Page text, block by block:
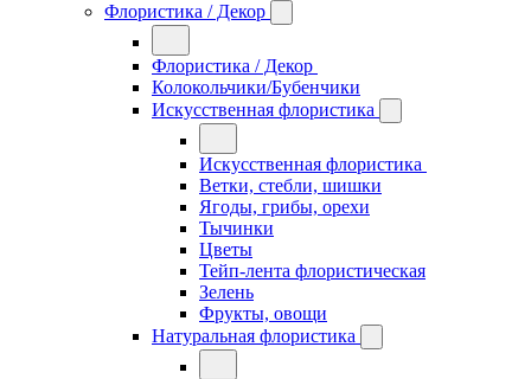
Флористика / Декор
Флористика / Декор
Колокольчики/Бубенчики
Искусственная флористика
Искусственная флористика
Ветки, стебли, шишки
Ягоды, грибы, орехи
Тычинки
Цветы
Тейп-лента флористическая
Зелень
Фрукты, овощи
Натуральная флористика